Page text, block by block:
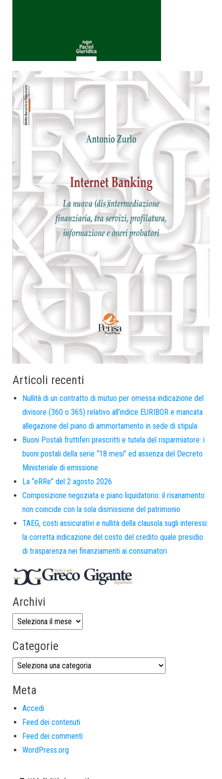
Articoli recenti
Nullità di un contratto di mutuo per omessa indicazione del
divisore (360 o 365) relativo all’indice EURIBOR e mancata
allegazione del piano di ammortamento in sede di stipula
Buoni Postali fruttiferi prescritti e tutela del risparmiatore: i
buoni postali della serie “18 mesi” ed assenza del Decreto
Ministeriale di emissione
La “eRRe” del 2 agosto 2026
Composizione negoziata e piano liquidatorio: il risanamento
non coincide con la sola dismissione del patrimonio
TAEG, costi assicurativi e nullità della clausola sugli interessi:
la corretta indicazione del costo del credito quale presidio
di trasparenza nei finanziamenti ai consumatori
Archivi
Categorie
Meta
Accedi
Feed dei contenuti
Feed dei commenti
WordPress.org